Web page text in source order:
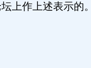
上作上述表示的。